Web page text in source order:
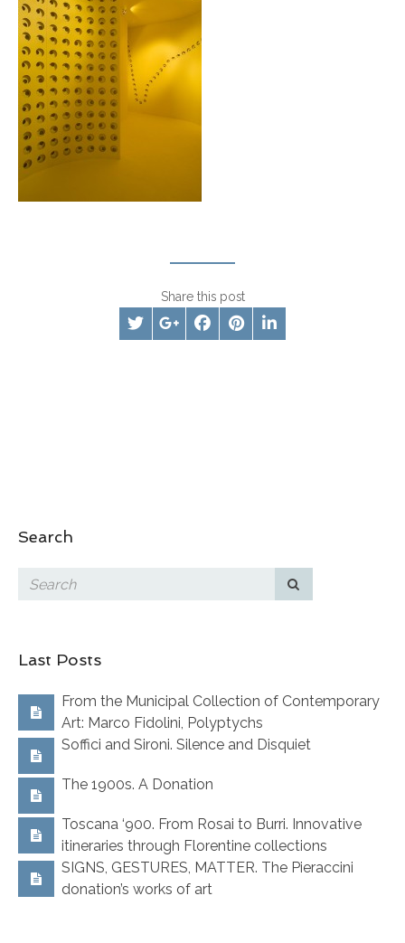
Share this post
Search
Last Posts
From the Municipal Collection of Contemporary
Art: Marco Fidolini, Polyptychs
Soffici and Sironi. Silence and Disquiet
The 1900s. A Donation
Toscana ‘900. From Rosai to Burri. Innovative
itineraries through Florentine collections
SIGNS, GESTURES, MATTER. The Pieraccini
donation’s works of art